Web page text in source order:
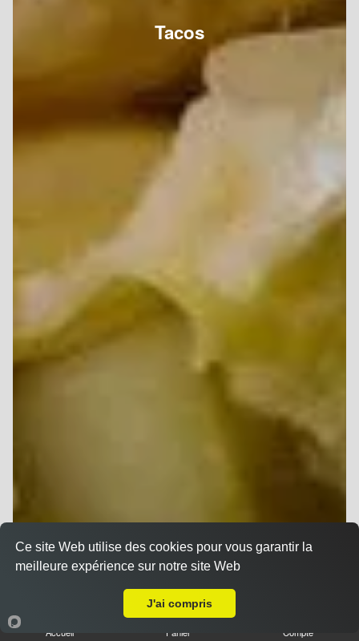
Tacos
Accueil Panier Compte
Ce site Web utilise des cookies pour vous garantir la
meilleure expérience sur notre site Web
J'ai compris